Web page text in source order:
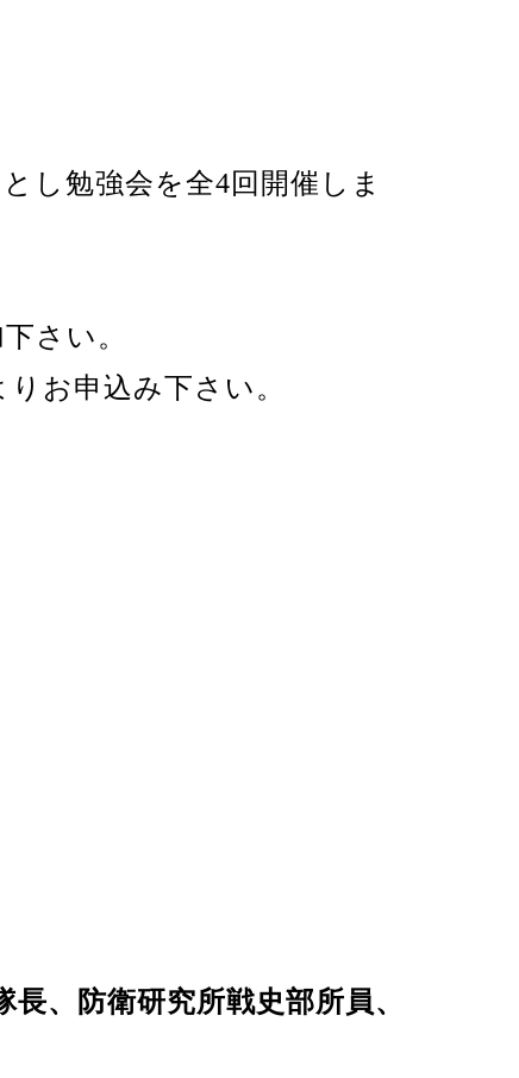
し勉強会を全4回開催しま
さい。
お申込み下さい。
、防衛研究所戦史部所員、